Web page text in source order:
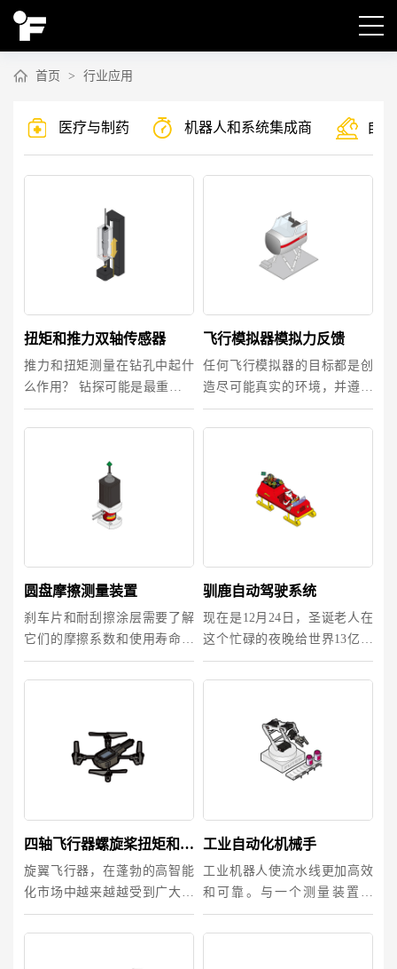
首页 > 行业应用
医疗与制药 机器人和系统集成商 自
扭矩和推力双轴传感器
推力和扭矩测量在钻孔中起什
么作用？ 钻探可能是最重要和
广泛使用的加工操作之一，预
测切割力的能力对于优化产品
推力和钻孔扭矩测量是材料抵
人员努力更...
飞行模拟器模拟力反馈
任何飞行模拟器的目标都是创
造尽可能真实的环境，并遵守
适用的规定，如美国联邦航空
局的14 CFR 60。随着模拟器从
程度模拟现实。这需要高精度
的力传感器和扭矩传感器来为
圆盘摩擦测量装置
刹车片和耐刮擦涂层需要了解
它们的摩擦系数和使用寿命。
这就需用一个摩擦装置来测量
这些材料的特性。通过将多轴
精度测量。
驯鹿自动驾驶系统
现在是12月24日，圣诞老人在
这个忙碌的夜晚给世界13亿的
孩子送礼物。为了满足他的递
送时间，圣诞老人依靠高精度
少旅行时间。负载反馈是必要
的，用来确认控制输入并监测
驯鹿的健康...
四轴飞行器螺旋桨扭矩和推力测试
旋翼飞行器，在蓬勃的高智能
化市场中越来越越受到广大业
余爱好者及专业人员的喜爱。
因此，大多数人都知道其螺旋
工业自动化机械手
工业机器人使流水线更加高效
和可靠。与一个测量装置配
对，操作人员可以使用新的
IAA信号调理器向逻辑控制器